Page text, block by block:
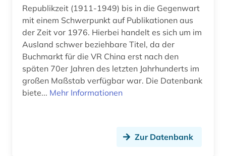
Republikzeit (1911-1949) bis in die Gegenwart
mit einem Schwerpunkt auf Publikationen aus
der Zeit vor 1976. Hierbei handelt es sich um im
Ausland schwer beziehbare Titel, da der
Buchmarkt für die VR China erst nach den
späten 70er Jahren des letzten Jahrhunderts im
großen Maßstab verfügbar war. Die Datenbank
biete... Mehr Informationen
Zur Datenbank